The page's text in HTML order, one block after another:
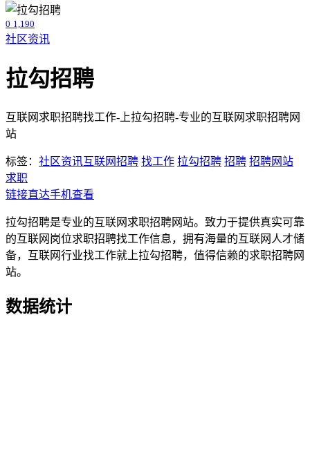
0 1,190
社区资讯
拉勾招聘
互联网求职招聘找工作-上拉勾招聘-专业的互联网求职招聘网
站
标签： 社区资讯互联网招聘 找工作 拉勾招聘 招聘 招聘网站
求职
链接直达手机查看
拉勾招聘是专业的互联网求职招聘网站。致力于提供真实可靠
的互联网岗位求职招聘找工作信息，拥有海量的互联网人才储
备，互联网行业找工作就上拉勾招聘，值得信赖的求职招聘网
站。
数据统计